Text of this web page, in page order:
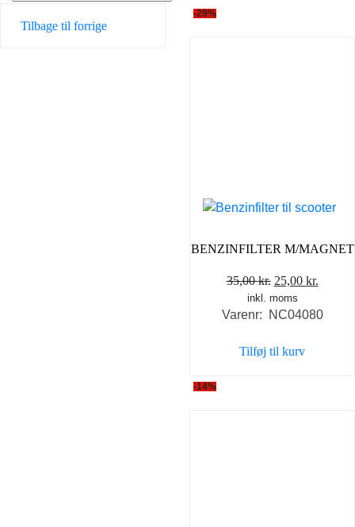
Tilbage til forrige
-29%
BENZINFILTER M/MAGNET
35,00kr. Den
oprindelige
pris
35,00 kr..
25,00 kr.Den
pris
inkl. moms
Varenr: NC04080
Tilføj til kurv
-14%